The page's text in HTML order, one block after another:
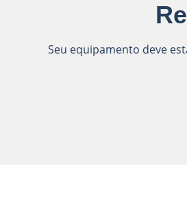
Seu equipamento deve